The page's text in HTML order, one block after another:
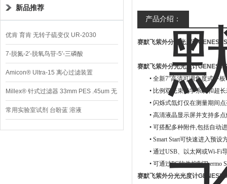
新品推荐
优肯 育肯 无转子硫变仪 UR-2030
7-脱氮-2′-脱氧鸟苷-5′-三磷酸
Amicon® Ultra-15 离心过滤装置
Millex® 针式过滤器 33mm PES .45um 无
菌
常用实验室试剂 台盼蓝 溶液
产品介绍：
赛默飞紫外分光光度计
赛默飞紫外分光光度计
• 全新7”高清可调角度式平
• 比例双光束光学系统和超
• 闪烁式氙灯仅在测量期间
• 高清液晶显示屏并支持多
• 可搭配多种附件,包括自动
• Smart Start可快速进入预设
• 通过USB、以太网或Wi-Fi
• 可通过PC软件控制Thermo
赛默飞紫外分光光度计